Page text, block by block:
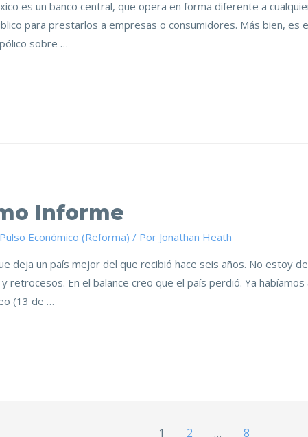
es un banco central, que opera en forma diferente a
para prestarlos a empresas o consumidores. Más bien,
sobre …
Informe
Pulso Económico (Reforma) / Por Jonathan Heath
deja un país mejor del que recibió hace seis años. No estoy
retrocesos. En el balance creo que el país perdió. Ya
(13 de …
1 2 … 8